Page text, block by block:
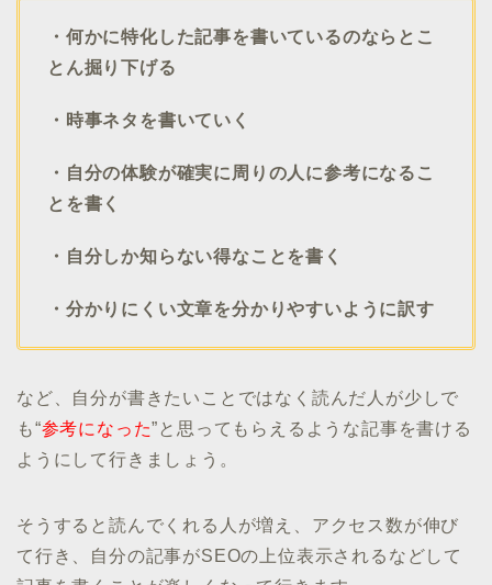
・何かに特化した記事を書いているのならとこ
とん掘り下げる
・時事ネタを書いていく
・自分の体験が確実に周りの人に参考になるこ
とを書く
・自分しか知らない得なことを書く
・分かりにくい文章を分かりやすいように訳す
など、自分が書きたいことではなく読んだ人が少しで
も“参考になった”と思ってもらえるような記事を書ける
ようにして行きましょう。
そうすると読んでくれる人が増え、アクセス数が伸び
て行き、自分の記事がSEOの上位表示されるなどして